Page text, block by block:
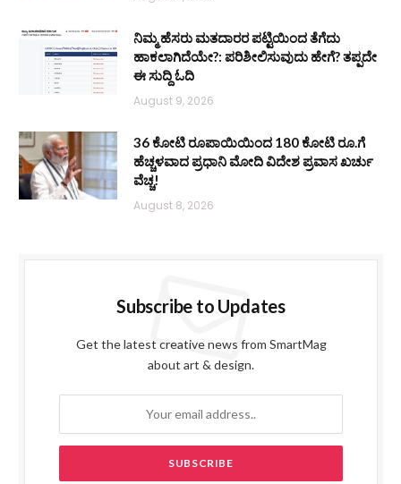
ನಿಮ್ಮ ಹೆಸರು ಮತದಾರರ ಪಟ್ಟಿಯಿಂದ ತೆಗೆದು
ಹಾಕಲಾಗಿದೆಯೇ?: ಪರಿಶೀಲಿಸುವುದು ಹೇಗೆ? ತಪ್ಪದೇ
ಈ ಸುದ್ದಿ ಓದಿ
August 9, 2026
36 ಕೋಟಿ ರೂಪಾಯಿಯಿಂದ 180 ಕೋಟಿ ರೂ.ಗೆ
ಹೆಚ್ಚಳವಾದ ಪ್ರಧಾನಿ ಮೋದಿ ವಿದೇಶ ಪ್ರವಾಸ ಖರ್ಚು
ವೆಚ್ಚ!
August 8, 2026
Subscribe to Updates
Get the latest creative news from SmartMag
about art & design.